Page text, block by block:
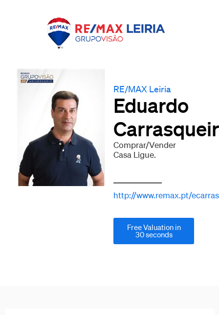
RE/MAX Leiria
Eduardo
Comprar/Vender
Casa Ligue.
http://www.remax.pt/
Free Valuation in
30 seconds